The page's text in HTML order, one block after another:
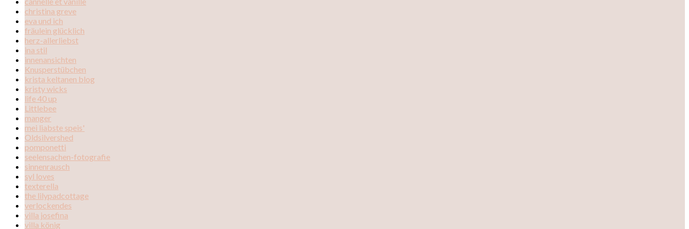
christina greve
eva und ich
fräulein glücklich
herz-allerliebst
ina stil
innenansichten
Knusperstübchen
krista keltanen blog
kristy wicks
life 40 up
Littlebee
manger
mei liabste speis'
Oldsilvershed
pomponetti
seelensachen-fotografie
sinnenrausch
syl loves
texterella
the lilypadcottage
verlockendes
villa josefina
villa könig